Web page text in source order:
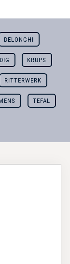
DELONGHI
KRUPS
RITTERWERK
TEFAL